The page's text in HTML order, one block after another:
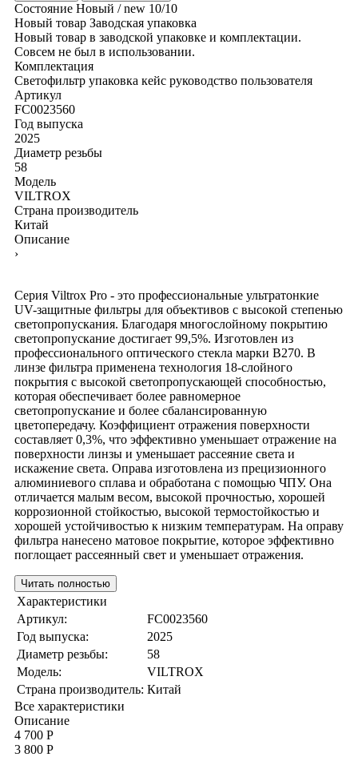
Состояние Новый / new 10/10
Новый товар Заводская упаковка
Новый товар в заводской упаковке и комплектации.
Совсем не был в использовании.
Комплектация
Светофильтр упаковка кейс руководство пользователя
Артикул
FC0023560
Год выпуска
2025
Диаметр резьбы
58
Модель
VILTROX
Страна производитель
Китай
Описание
›
Серия Viltrox Pro - это профессиональные ультратонкие
UV-защитные фильтры для объективов с высокой степенью
светопропускания. Благодаря многослойному покрытию
светопропускание достигает 99,5%. Изготовлен из
профессионального оптического стекла марки B270. В
линзе фильтра применена технология 18-слойного
покрытия с высокой светопропускающей способностью,
которая обеспечивает более равномерное
светопропускание и более сбалансированную
цветопередачу. Коэффициент отражения поверхности
составляет 0,3%, что эффективно уменьшает отражение на
поверхности линзы и уменьшает рассеяние света и
искажение света. Оправа изготовлена из прецизионного
алюминиевого сплава и обработана с помощью ЧПУ. Она
отличается малым весом, высокой прочностью, хорошей
коррозионной стойкостью, высокой термостойкостью и
хорошей устойчивостью к низким температурам. На оправу
фильтра нанесено матовое покрытие, которое эффективно
поглощает рассеянный свет и уменьшает отражения.
Читать полностью
Характеристики
Артикул:
FC0023560
Год выпуска:
2025
Диаметр резьбы:
58
Модель:
VILTROX
Страна производитель: Китай
Все характеристики
Описание
4 700 Р
3 800 Р